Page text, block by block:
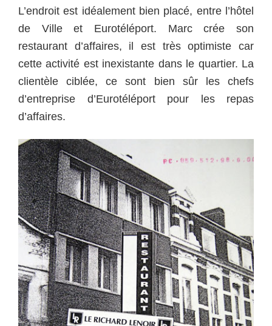
L’endroit est idéalement bien placé, entre l’hôtel
de Ville et Eurotéléport. Marc crée son
restaurant d’affaires, il est très optimiste car
cette activité est inexistante dans le quartier. La
clientèle ciblée, ce sont bien sûr les chefs
d’entreprise d’Eurotéléport pour les repas
d’affaires.